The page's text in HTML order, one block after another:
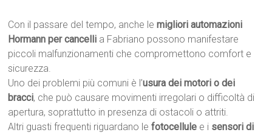
Con il passare del tempo, anche lemigliori automazioni
Hormann per cancelli a Fabriano possono manifestare
piccoli malfunzionamenti che compromettono comfort e
sicurezza.
Uno dei problemi più comuni è l’usura dei motori o dei
bracci, che può causare movimenti irregolari o difficoltà di
apertura, soprattutto in presenza di ostacoli o attriti.
Altri guasti frequenti riguardano lefotocellule e i sensori di